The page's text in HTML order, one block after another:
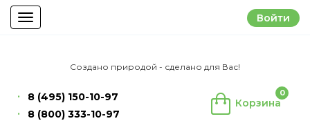
Toggle
navigation
Войти
Создано природой - сделано для Вас!
Корзина
0
8 (495) 150-10-97
8 (800) 333-10-97